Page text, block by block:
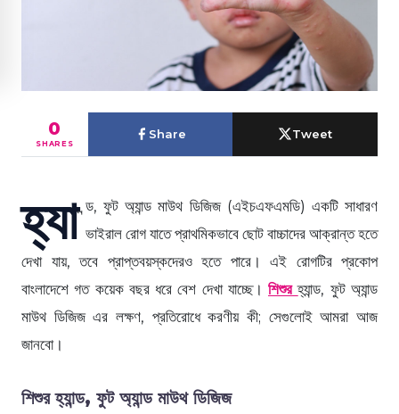
0
SHARES
Share Tweet
হ্যা ন্ড, ফুট অ্যান্ড মাউথ ডিজিজ (এইচএফএমডি) একটি সাধারণ
ভাইরাল রোগ যাতে প্রাথমিকভাবে ছোট বাচ্চাদের আক্রান্ত হতে
দেখা যায়, তবে প্রাপ্তবয়স্কদেরও হতে পারে। এই রোগটির প্রকোপ
বাংলাদেশে গত কয়েক বছর ধরে বেশ দেখা যাচ্ছে।শিশুর হ্যান্ড, ফুট অ্যান্ড
মাউথ ডিজিজ এর লক্ষণ, প্রতিরোধে করণীয় কী; সেগুলোই আমরা আজ
জানবো।
শিশুর হ্যান্ড, ফুট অ্যান্ড মাউথ ডিজিজ